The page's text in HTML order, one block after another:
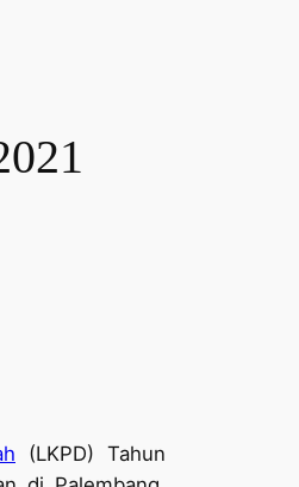
(LKPD) Tahun